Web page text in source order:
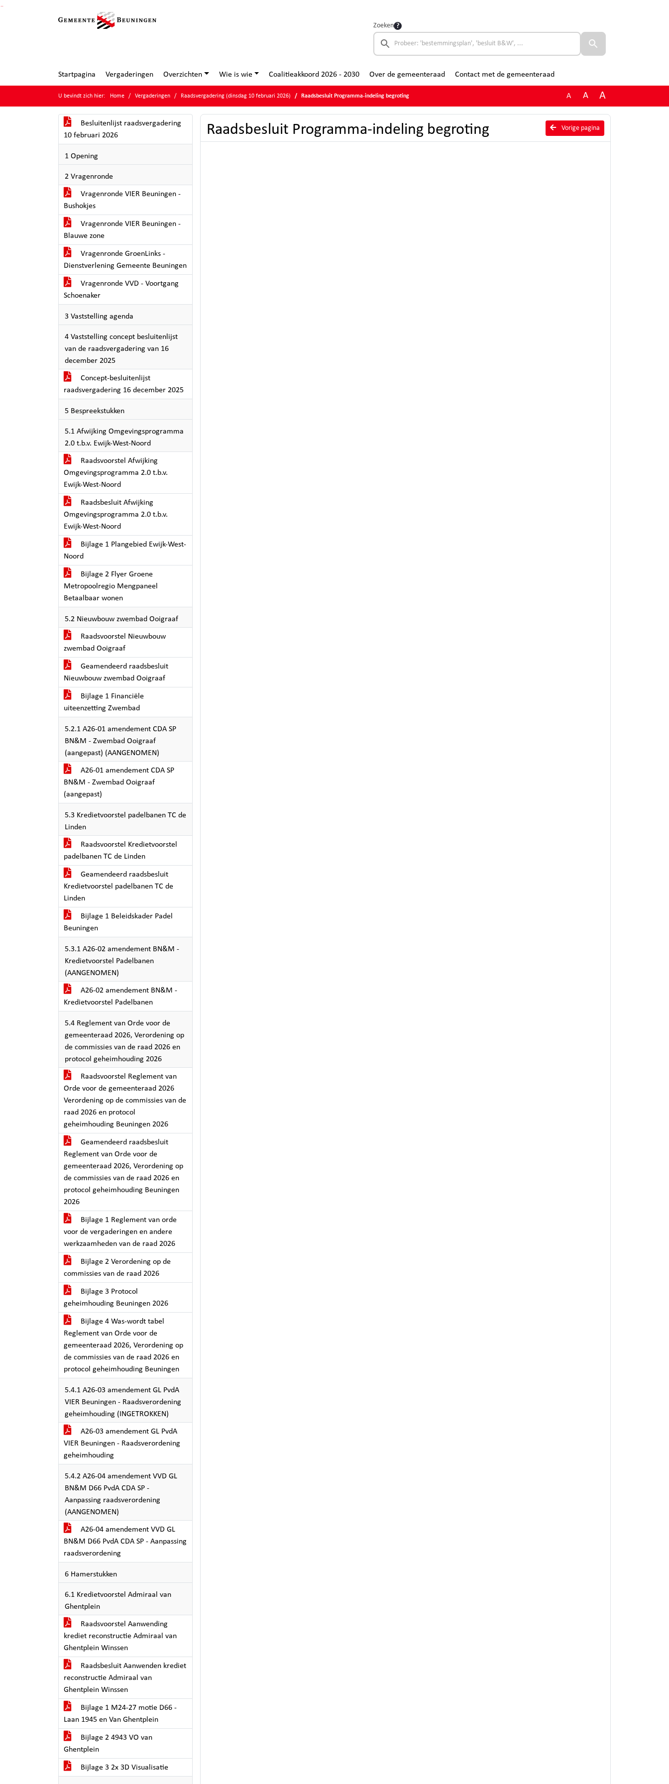
Ga naar de inhoud van deze pagina
Zoeken
Startpagina Vergaderingen Overzichten Wie is wie Coalitieakkoord 2026 - 2030 Over de gemeenteraad Contact met de gemeenteraad
U bevindt zich hier: Home Vergaderingen Raadsvergadering (dinsdag 10 februari 2026) Raadsbesluit Programma-indeling begroting A A A
Besluitenlijst raadsvergadering
10 februari 2026
1 Opening
2 Vragenronde
Vragenronde VIER Beuningen -
Bushokjes
Vragenronde VIER Beuningen -
Blauwe zone
Vragenronde GroenLinks -
Dienstverlening Gemeente Beuningen
Vragenronde VVD - Voortgang
Schoenaker
3 Vaststelling agenda
4 Vaststelling concept besluitenlijst
van de raadsvergadering van 16
december 2025
Concept-besluitenlijst
raadsvergadering 16 december 2025
5 Bespreekstukken
5.1 Afwijking Omgevingsprogramma
2.0 t.b.v. Ewijk-West-Noord
Raadsvoorstel Afwijking
Omgevingsprogramma 2.0 t.b.v.
Ewijk-West-Noord
Raadsbesluit Afwijking
Omgevingsprogramma 2.0 t.b.v.
Ewijk-West-Noord
Bijlage 1 Plangebied Ewijk-West-
Noord
Bijlage 2 Flyer Groene
Metropoolregio Mengpaneel
Betaalbaar wonen
5.2 Nieuwbouw zwembad Ooigraaf
Raadsvoorstel Nieuwbouw
zwembad Ooigraaf
Geamendeerd raadsbesluit
Nieuwbouw zwembad Ooigraaf
Bijlage 1 Financiële
uiteenzetting Zwembad
5.2.1 A26-01 amendement CDA SP
BN&M - Zwembad Ooigraaf
(aangepast) (AANGENOMEN)
A26-01 amendement CDA SP
BN&M - Zwembad Ooigraaf
(aangepast)
5.3 Kredietvoorstel padelbanen TC de
Linden
Raadsvoorstel Kredietvoorstel
padelbanen TC de Linden
Geamendeerd raadsbesluit
Kredietvoorstel padelbanen TC de
Linden
Bijlage 1 Beleidskader Padel
Beuningen
5.3.1 A26-02 amendement BN&M -
Kredietvoorstel Padelbanen
(AANGENOMEN)
A26-02 amendement BN&M -
Kredietvoorstel Padelbanen
5.4 Reglement van Orde voor de
gemeenteraad 2026, Verordening op
de commissies van de raad 2026 en
protocol geheimhouding 2026
Raadsvoorstel Reglement van
Orde voor de gemeenteraad 2026
Verordening op de commissies van de
raad 2026 en protocol
geheimhouding Beuningen 2026
Geamendeerd raadsbesluit
Reglement van Orde voor de
gemeenteraad 2026, Verordening op
de commissies van de raad 2026 en
protocol geheimhouding Beuningen
2026
Bijlage 1 Reglement van orde
voor de vergaderingen en andere
werkzaamheden van de raad 2026
Bijlage 2 Verordening op de
commissies van de raad 2026
Bijlage 3 Protocol
geheimhouding Beuningen 2026
Bijlage 4 Was-wordt tabel
Reglement van Orde voor de
gemeenteraad 2026, Verordening op
de commissies van de raad 2026 en
protocol geheimhouding Beuningen
5.4.1 A26-03 amendement GL PvdA
VIER Beuningen - Raadsverordening
geheimhouding (INGETROKKEN)
A26-03 amendement GL PvdA
VIER Beuningen - Raadsverordening
geheimhouding
5.4.2 A26-04 amendement VVD GL
BN&M D66 PvdA CDA SP -
Aanpassing raadsverordening
(AANGENOMEN)
A26-04 amendement VVD GL
BN&M D66 PvdA CDA SP - Aanpassing
raadsverordening
6 Hamerstukken
6.1 Kredietvoorstel Admiraal van
Ghentplein
Raadsvoorstel Aanwending
krediet reconstructie Admiraal van
Ghentplein Winssen
Raadsbesluit Aanwenden krediet
reconstructie Admiraal van
Ghentplein Winssen
Bijlage 1 M24-27 motie D66 -
Laan 1945 en Van Ghentplein
Bijlage 2 4943 VO van
Ghentplein
Bijlage 3 2x 3D Visualisatie
Vorige pagina
Raadsbesluit Programma-indeling begroting